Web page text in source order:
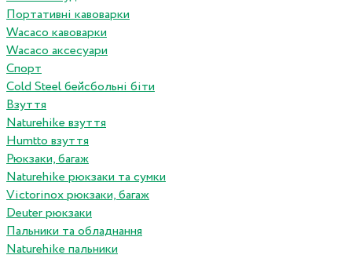
Портативні кавоварки
Wacaco кавоварки
Wacaco аксесуари
Спорт
Cold Steel бейсбольні біти
Взуття
Naturehike взуття
Humtto взуття
Рюкзаки, багаж
Naturehike рюкзаки та сумки
Victorinox рюкзаки, багаж
Deuter рюкзаки
Пальники та обладнання
Naturehike пальники